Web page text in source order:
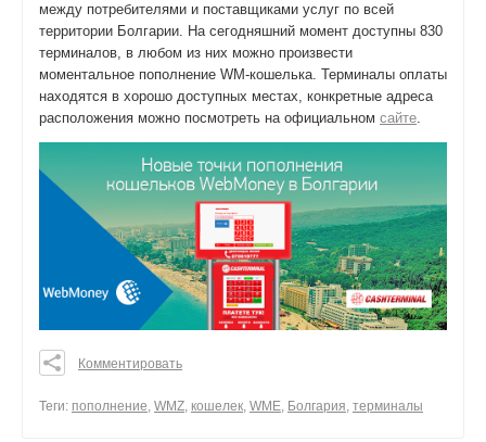
между потребителями и поставщиками услуг по всей
территории Болгарии. На сегодняшний момент доступны 830
терминалов, в любом из них можно произвести
моментальное пополнение WM-кошелька. Терминалы оплаты
находятся в хорошо доступных местах, конкретные адреса
расположения можно посмотреть на официальном сайте.
0
Комментировать
Теги: пополнение, WMZ, кошелек, WME, Болгария, терминалы